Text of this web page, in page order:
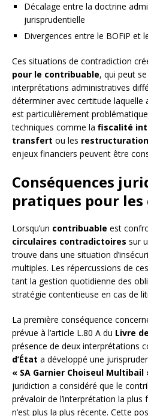
Décalage entre la doctrine
jurisprudentielle
Divergences entre le BOFiP et
Ces situations de contradiction
pour le contribuable, qui peut
interprétations administratives
déterminer avec certitude laquelle
est particulièrement
techniques comme la fiscalité
transfert ou les
enjeux financiers peuvent être
Conséquences
pratiques pour
Lorsqu’un contribuable est
circulaires contradictoires sur
trouve dans une situation
multiples. Les répercussions de
tant la gestion quotidienne des
stratégie contentieuse en cas de
La première conséquence
prévue à l’article L.80 A du Livre
présence de deux interprétations
d’État a développé une
« SA Garnier Choiseul Multibail
juridiction a considéré que le
prévaloir de l’interprétation la plus
n’est plus la plus récente. Cette